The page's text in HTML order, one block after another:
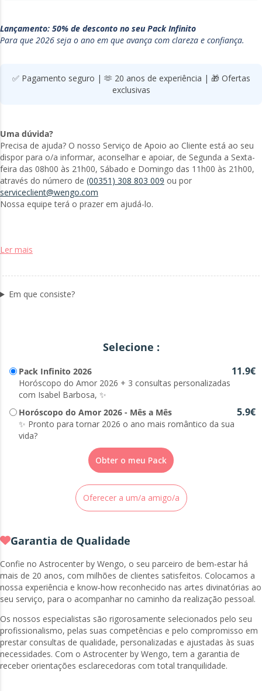
Lançamento: 50% de desconto no seu Pack Infinito
Para que 2026 seja o ano em que avança com clareza e confiança.
✅ Pagamento seguro | 🫶 20 anos de experiência | 🎁 Ofertas
exclusivas
Uma dúvida?
Precisa de ajuda? O nosso Serviço de Apoio ao Cliente está ao seu
dispor para o/a informar, aconselhar e apoiar, de Segunda a Sexta-
feira das 08h00 às 21h00, Sábado e Domingo das 11h00 às 21h00,
através do número de (00351) 308 803 009 ou por
serviceclient@wengo.com
Nossa equipe terá o prazer em ajudá-lo.
Ler mais
Em que consiste?
Selecione :
Pack Infinito 2026
Horóscopo do Amor 2026 + 3 consultas personalizadas
com Isabel Barbosa, ✨
11.9€
Horóscopo do Amor 2026 - Mês a Mês
✨ Pronto para tornar 2026 o ano mais romântico da sua
vida?
5.9€
Obter o meu Pack
Oferecer a um/a amigo/a
Garantia de Qualidade
Confie no Astrocenter by Wengo, o seu parceiro de bem‑estar há
mais de 20 anos, com milhões de clientes satisfeitos. Colocamos a
nossa experiência e know‑how reconhecido nas artes divinatórias ao
seu serviço, para o acompanhar no caminho da realização pessoal.
Os nossos especialistas são rigorosamente selecionados pelo seu
profissionalismo, pelas suas competências e pelo compromisso em
prestar consultas de qualidade, personalizadas e ajustadas às suas
necessidades. Com o Astrocenter by Wengo, tem a garantia de
receber orientações esclarecedoras com total tranquilidade.